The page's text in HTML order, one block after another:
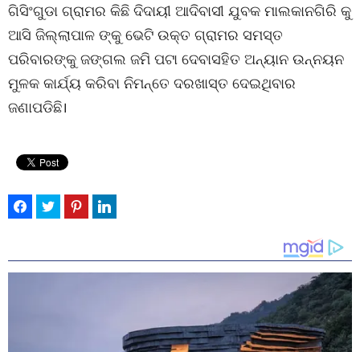
ଗିସିଂଗୁଡା ଗ୍ରାମର କିଛି ଦିଦାୟୀ ଆଦିବାସୀ ଯୁବକ ମାଲକାନଗିରି କୁ
ଆସି ଜିଲ୍ଲାପାଳ ଙ୍କୁ ଭେଟି ଉକ୍ତ ଗ୍ରାମର ସମସ୍ତ
ପରିବାରଙ୍କୁ ଜଙ୍ଗଲ ଜମି ପଟା ଦେବାସହିତ ଅନ୍ୟାନ ଉନ୍ନୟନ
ମୁଳକ କାର୍ଯ୍ୟ କରିବା ନିମନ୍ତେ ଦରଖାସ୍ତ ଦେଇଥିବାର
ଜଣାପଡିଛି।